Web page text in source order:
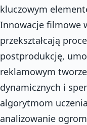
kluczowym
Innowacje filmowe
przekształcają
postprodukcję,
reklamowym
dynamicznych i
algorytmom
analizowanie